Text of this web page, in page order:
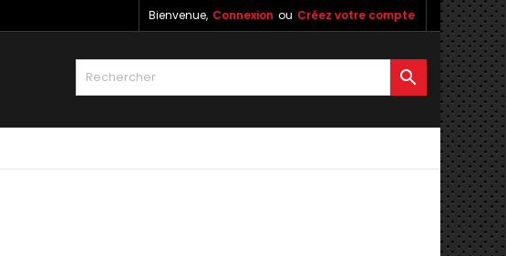
Bienvenue, Connexion ou Créez votre compte
